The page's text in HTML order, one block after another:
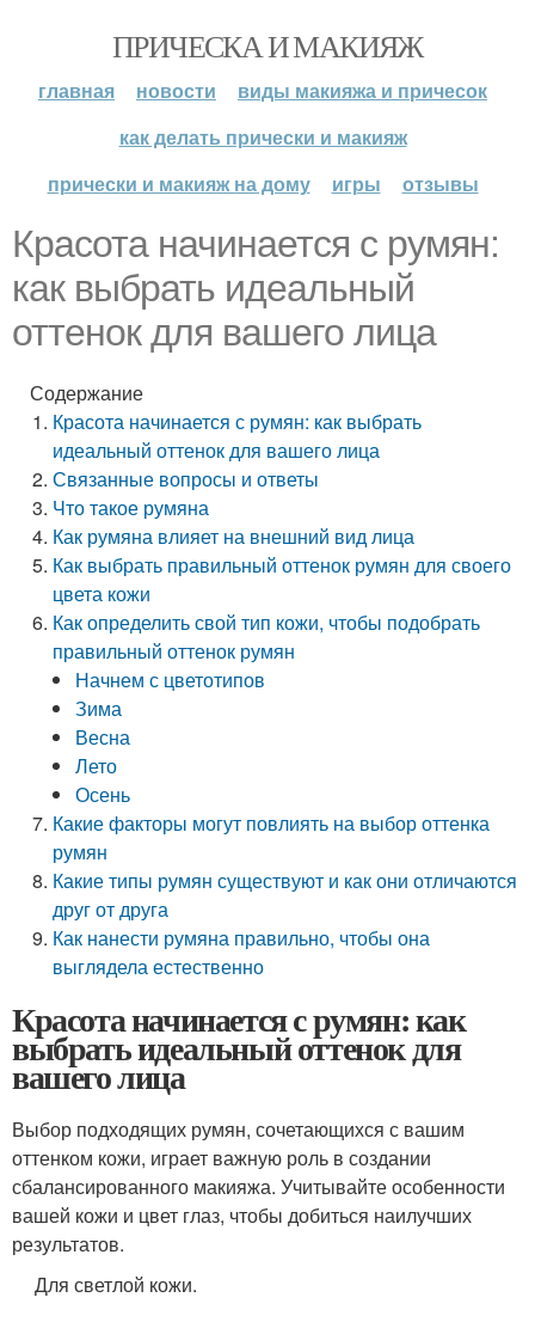
ПРИЧЕСКА И МАКИЯЖ
главная новости
виды макияжа и причесок
как делать прически и макияж
прически и макияж на дому
игры отзывы
Красота начинается с румян:
как выбрать идеальный
оттенок для вашего лица
Содержание
Красота начинается с румян: как выбрать
идеальный оттенок для вашего лица
Связанные вопросы и ответы
Что такое румяна
Как румяна влияет на внешний вид лица
Как выбрать правильный оттенок румян для своего
цвета кожи
Как определить свой тип кожи, чтобы подобрать
правильный оттенок румян
Начнем с цветотипов
Зима
Весна
Лето
Осень
Какие факторы могут повлиять на выбор оттенка
румян
Какие типы румян существуют и как они отличаются
друг от друга
Как нанести румяна правильно, чтобы она
выглядела естественно
Красота начинается с румян: как
выбрать идеальный оттенок для
вашего лица
Выбор подходящих румян, сочетающихся с вашим
оттенком кожи, играет важную роль в создании
сбалансированного макияжа. Учитывайте особенности
вашей кожи и цвет глаз, чтобы добиться наилучших
результатов.
Для светлой кожи.